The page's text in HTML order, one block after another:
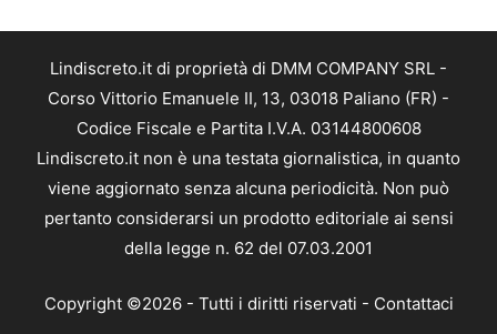
Lindiscreto.it di proprietà di DMM COMPANY SRL -
Corso Vittorio Emanuele II, 13, 03018 Paliano (FR) -
Codice Fiscale e Partita I.V.A. 03144800608
Lindiscreto.it non è una testata giornalistica, in quanto
viene aggiornato senza alcuna periodicità. Non può
pertanto considerarsi un prodotto editoriale ai sensi
della legge n. 62 del 07.03.2001
Copyright ©2026 - Tutti i diritti riservati - Contattaci